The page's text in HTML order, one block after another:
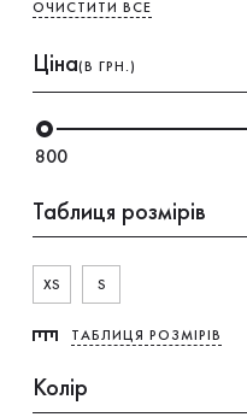
ОЧИСТИТИ ВСЕ
Ціна(В ГРН.)
800
Таблиця розмірів
XS S
ТАБЛИЦЯ РОЗМІРІВ
Колір